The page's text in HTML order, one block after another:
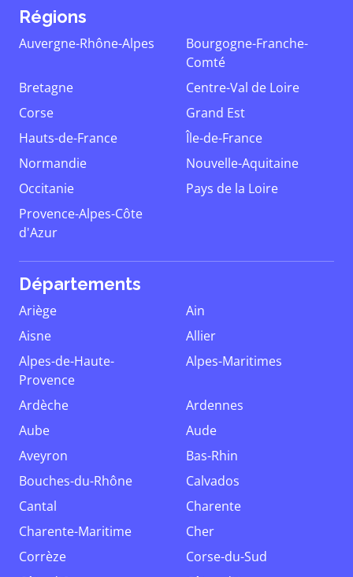
Régions
Auvergne-Rhône-Alpes
Bourgogne-Franche-
Comté
Bretagne
Centre-Val de Loire
Corse
Grand Est
Hauts-de-France
Île-de-France
Normandie
Nouvelle-Aquitaine
Occitanie
Pays de la Loire
Provence-Alpes-Côte
d'Azur
Départements
Ariège
Ain
Aisne
Allier
Alpes-de-Haute-
Provence
Alpes-Maritimes
Ardèche
Ardennes
Aube
Aude
Aveyron
Bas-Rhin
Bouches-du-Rhône
Calvados
Cantal
Charente
Charente-Maritime
Cher
Corrèze
Corse-du-Sud